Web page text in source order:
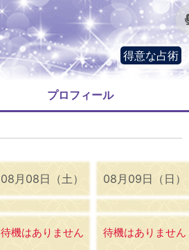
得意な占術
神カード
プロフィール
08月08日（土）
待機はありません
08月09日（日）
待機はありません